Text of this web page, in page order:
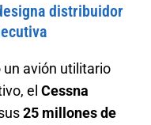
distribuidor
avión utilitario
el Cessna
25 millones de